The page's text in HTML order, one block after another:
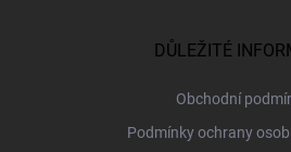
DŮLEŽITÉ
Obchodní
Podmínky ochrany